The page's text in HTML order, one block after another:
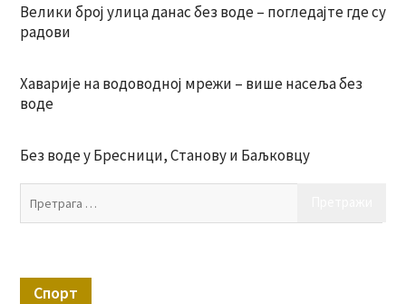
Велики број улица данас без воде – погледајте где су
радови
Хаварије на водоводној мрежи – више насеља без
воде
Без воде у Бресници, Станову и Баљковцу
Спорт